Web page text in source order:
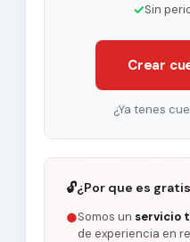
✓Sin
Crear
¿Ya tenes
🔓¿Por que es
●Somos un servicio
de experiencia en